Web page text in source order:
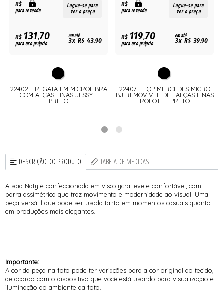
R$
para revenda
Logue-se para
ver o preço
R$131,70
para uso próprio
em até
3x R$ 43,90
22402 - REGATA EM MICROFIBRA
COM ALÇAS FINAS JESSY -
PRETO
R$
para revenda
Logue-se para
ver o preço
R$119,70
para uso próprio
em até
3x R$ 39,90
22407 - TOP MERCEDES MICRO
BJ REMOVÍVEL DET ALÇAS FINAS
ROLOTE - PRETO
DESCRIÇÃO DO PRODUTO TABELA DE MEDIDAS
A saia Naty é confeccionada em viscolycra leve e confortável, com
barra assimétrica que traz movimento e modernidade ao visual. Uma
peça versátil que pode ser usada tanto em momentos casuais quanto
em produções mais elegantes.
Importante:
A cor da peça na foto pode ter variações para a cor original do tecido,
de acordo com o dispositivo que você está usando para visualização e
iluminação do ambiente da foto.